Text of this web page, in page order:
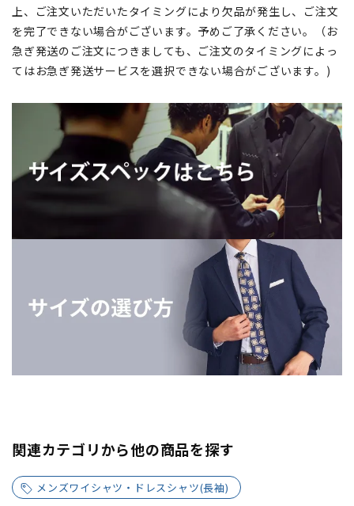
上、ご注文いただいたタイミングにより欠品が発生し、ご注文
を完了できない場合がございます。予めご了承ください。（お
急ぎ発送のご注文につきましても、ご注文のタイミングによっ
てはお急ぎ発送サービスを選択できない場合がございます。)
関連カテゴリから他の商品を探す
メンズワイシャツ・ドレスシャツ(長袖)